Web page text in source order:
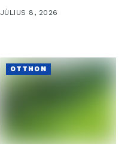
JÚLIUS 8, 2026
OTTHON